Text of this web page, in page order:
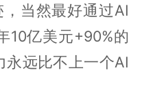
当然最好通过AI
10亿美元+90%的
永远比不上一个AI